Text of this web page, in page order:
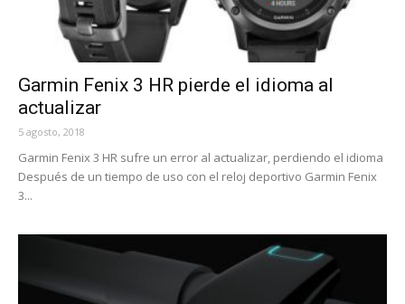
Garmin Fenix 3 HR pierde el idioma al
actualizar
5 agosto, 2018
Garmin Fenix 3 HR sufre un error al actualizar, perdiendo el idioma
Después de un tiempo de uso con el reloj deportivo Garmin Fenix
3...